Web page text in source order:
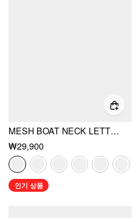
MESH BOAT NECK LETTUCE TRIM RUCHED TOP
₩29,900
인기 상품